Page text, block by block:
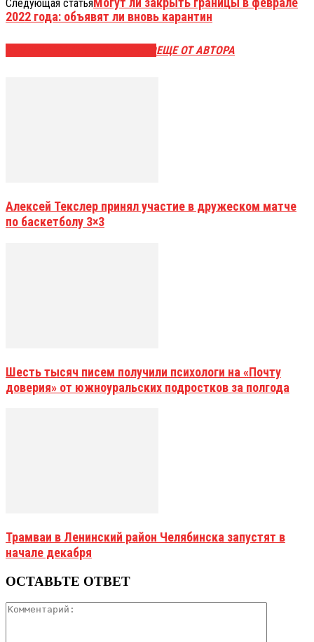
Следующая статья
2022 года: объявят ли вновь карантин
ЕЩЕ ОТ АВТОРА
Алексей Текслер принял участие в дружеском матче
по баскетболу 3×3
Шесть тысяч писем получили психологи на «Почту
доверия» от южноуральских подростков за полгода
Трамваи в Ленинский район Челябинска запустят в
начале декабря
ОСТАВЬТЕ ОТВЕТ